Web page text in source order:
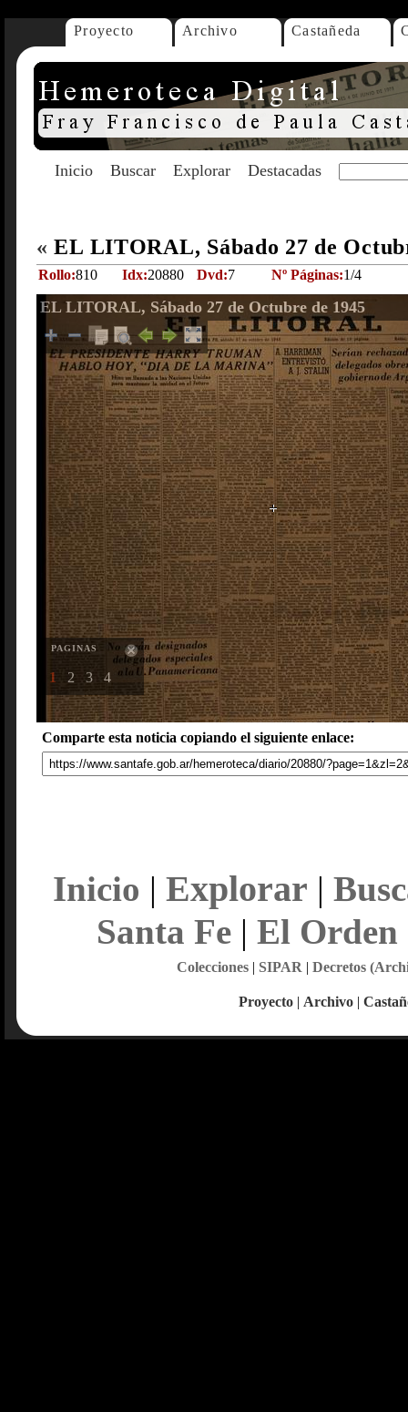
Proyecto Archivo Castañeda
Inicio Buscar Explorar Destacadas
« EL LITORAL, Sábado 27 de
Rollo:810 Idx:20880 Dvd:7 Nº Páginas:1/4
EL LITORAL, Sábado 27 de Octubre de 1945
PAGINAS
1 2 3 4
Comparte esta noticia copiando el siguiente enlace:
Inicio | Explorar |
Santa Fe| El Orden
Colecciones| SIPAR | Decretos
Proyecto | Archivo |